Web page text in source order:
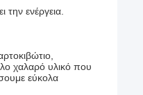
ενέργεια.
χαλαρό υλικό που
εύκολα